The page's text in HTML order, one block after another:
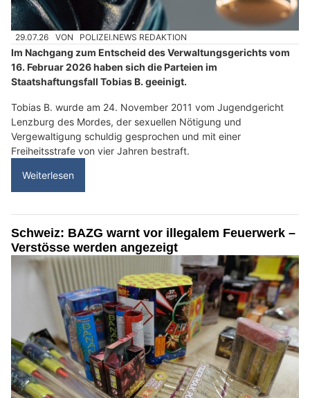
29.07.26 VON POLIZEI.NEWS REDAKTION
Im Nachgang zum Entscheid des Verwaltungsgerichts vom
16. Februar 2026 haben sich die Parteien im
Staatshaftungsfall Tobias B. geeinigt.
Tobias B. wurde am 24. November 2011 vom Jugendgericht
Lenzburg des Mordes, der sexuellen Nötigung und
Vergewaltigung schuldig gesprochen und mit einer
Freiheitsstrafe von vier Jahren bestraft.
Weiterlesen
Schweiz: BAZG warnt vor illegalem Feuerwerk –
Verstösse werden angezeigt